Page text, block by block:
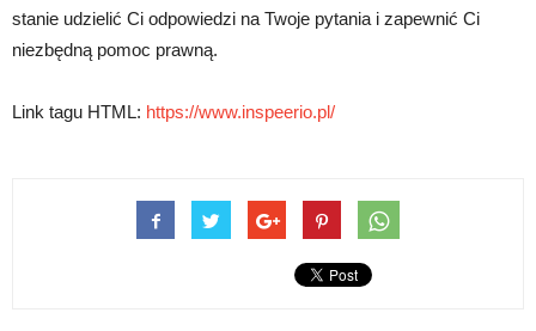
stanie udzielić Ci odpowiedzi na Twoje pytania i zapewnić Ci
niezbędną pomoc prawną.
Link tagu HTML: https://www.inspeerio.pl/